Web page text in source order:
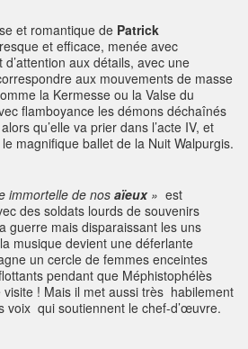
et romantique de Patrick
et efficace, menée avec
d’attention aux détails, avec une
aux mouvements de masse
la Kermesse ou la Valse du
flamboyance les démons déchaînés
qu’elle va prier dans l’acte IV, et
magnifique ballet de la Nuit Walpurgis.
immortelle de nos aïeux» est
des soldats lourds de souvenirs
guerre mais disparaissant les uns
musique devient une déferlante
un cercle de femmes enceintes
pendant que Méphistophélès
! Mais il met aussi très habilement
voix qui soutiennent le chef-d’œuvre.